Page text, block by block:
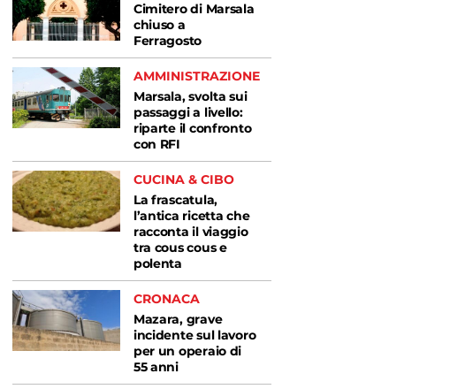
Cimitero di Marsala
chiuso a
Ferragosto
AMMINISTRAZIONE
Marsala, svolta sui
passaggi a livello:
riparte il confronto
con RFI
CUCINA & CIBO
La frascatula,
l’antica ricetta che
racconta il viaggio
tra cous cous e
polenta
CRONACA
Mazara, grave
incidente sul lavoro
per un operaio di
55 anni